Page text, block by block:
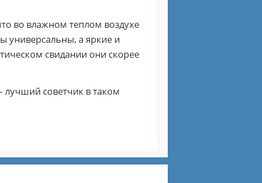
во влажном теплом воздухе
универсальны, а яркие и
свидании они скорее
лучший советчик в таком